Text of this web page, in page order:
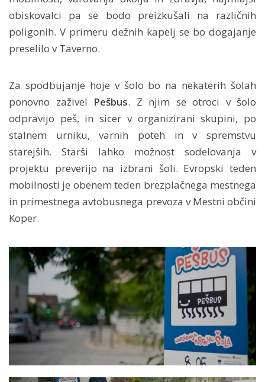
obiskovalci pa se bodo preizkušali na različnih
poligonih. V primeru dežnih kapelj se bo dogajanje
preselilo v Taverno.
Za spodbujanje hoje v šolo bo na nekaterih šolah
ponovno zaživel Pešbus. Z njim se otroci v šolo
odpravijo peš, in sicer v organizirani skupini, po
stalnem urniku, varnih poteh in v spremstvu
starejših. Starši lahko možnost sodelovanja v
projektu preverijo na izbrani šoli. Evropski teden
mobilnosti je obenem teden brezplačnega mestnega
in primestnega avtobusnega prevoza v Mestni občini
Koper.